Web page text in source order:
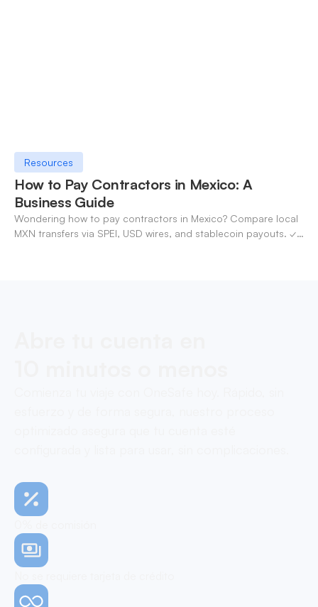
Resources
How to Pay Contractors in Mexico: A
Business Guide
Wondering how to pay contractors in Mexico? Compare local
MXN transfers via SPEI, USD wires, and stablecoin payouts. ✓